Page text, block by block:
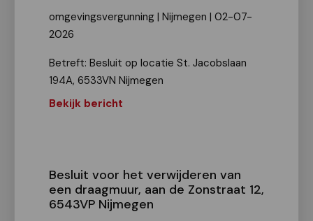
omgevingsvergunning | Nijmegen | 02-07-
2026
Betreft: Besluit op locatie St. Jacobslaan
194A, 6533VN Nijmegen
Bekijk bericht
Besluit voor het verwijderen van
een draagmuur, aan de Zonstraat 12,
6543VP Nijmegen